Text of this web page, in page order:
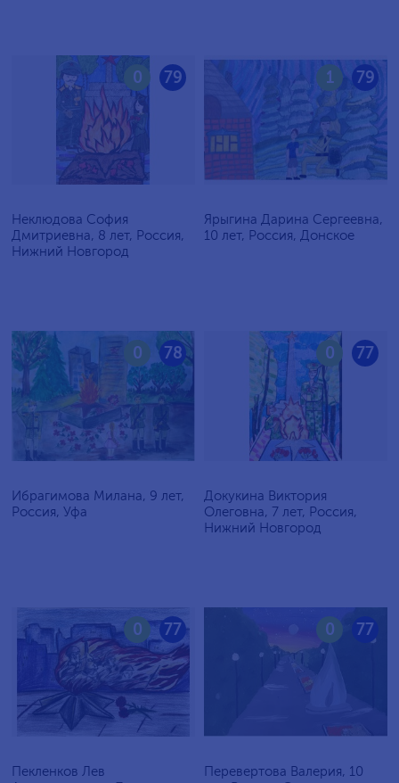
79
0
Неклюдова София
Дмитриевна, 8 лет, Россия,
Нижний Новгород
79
1
Ярыгина Дарина Сергеевна,
10 лет, Россия, Донское
78
0
Ибрагимова Милана, 9 лет,
Россия, Уфа
77
0
Докукина Виктория
Олеговна, 7 лет, Россия,
Нижний Новгород
77
0
Пекленков Лев
77
0
Перевертова Валерия, 10